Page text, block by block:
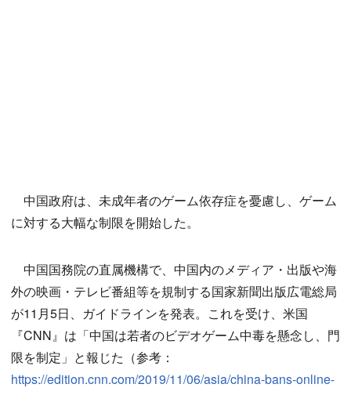
中国政府は、未成年者のゲーム依存症を憂慮し、ゲーム
に対する大幅な制限を開始した。
中国国務院の直属機構で、中国内のメディア・出版や海
外の映画・テレビ番組等を規制する国家新聞出版広電総局
が11月5日、ガイドラインを発表。これを受け、米国
『CNN』は「中国は若者のビデオゲーム中毒を懸念し、門
限を制定」と報じた（参考：
https://edition.cnn.com/2019/11/06/asia/china-bans-online-